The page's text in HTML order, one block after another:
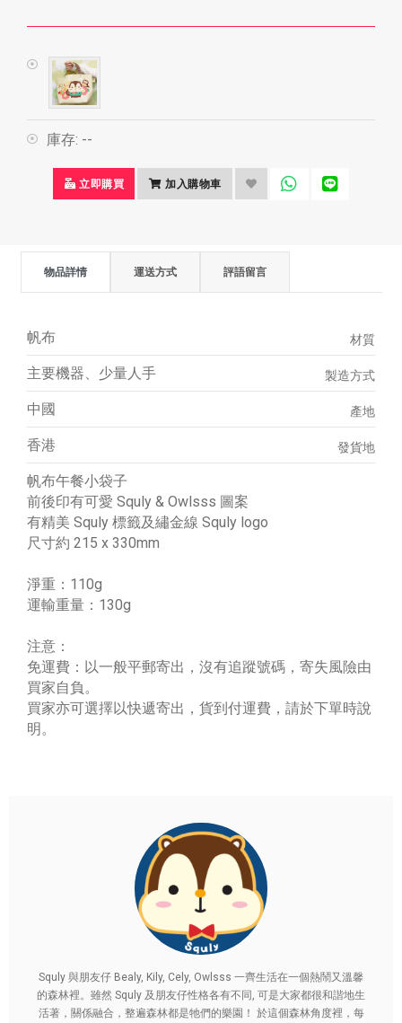
庫存: --
立即購買 加入購物車
物品詳情 運送方式 評語留言
材質
帆布
製造方式
主要機器、少量人手
產地
中國
發貨地
香港
帆布午餐小袋子
前後印有可愛 Squly & Owlsss 圖案
有精美 Squly 標籤及繡金線 Squly logo
尺寸約 215 x 330mm
淨重：110g
運輸重量：130g
注意：
免運費：以一般平郵寄出，沒有追蹤號碼，寄失風險由
買家自負。
買家亦可選擇以快遞寄出，貨到付運費，請於下單時說
明。
Squly 與朋友仔 Bealy, Kily, Cely, Owlsss 一齊生活在一個熱鬧又溫馨
的森林裡。雖然 Squly 及朋友仔性格各有不同, 可是大家都很和諧地生
活著，關係融合，整遍森林都是牠們的樂園！ 於這個森林角度裡，每